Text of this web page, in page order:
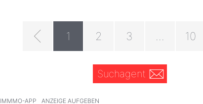
1 2 3 10
Suchagent
IMMMO-APP ANZEIGE AUFGEBEN